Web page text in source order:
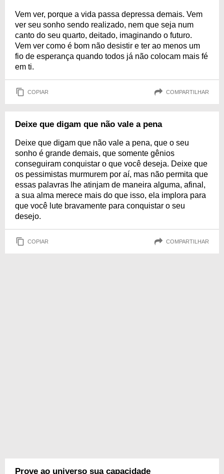
Vem ver, porque a vida passa depressa demais. Vem
ver seu sonho sendo realizado, nem que seja num
canto do seu quarto, deitado, imaginando o futuro.
Vem ver como é bom não desistir e ter ao menos um
fio de esperança quando todos já não colocam mais fé
em ti.
COPIAR COMPARTILHAR
Deixe que digam que não vale a pena
Deixe que digam que não vale a pena, que o seu
sonho é grande demais, que somente gênios
conseguiram conquistar o que você deseja. Deixe que
os pessimistas murmurem por aí, mas não permita que
essas palavras lhe atinjam de maneira alguma, afinal,
a sua alma merece mais do que isso, ela implora para
que você lute bravamente para conquistar o seu
desejo.
COPIAR COMPARTILHAR
Prove ao universo sua capacidade